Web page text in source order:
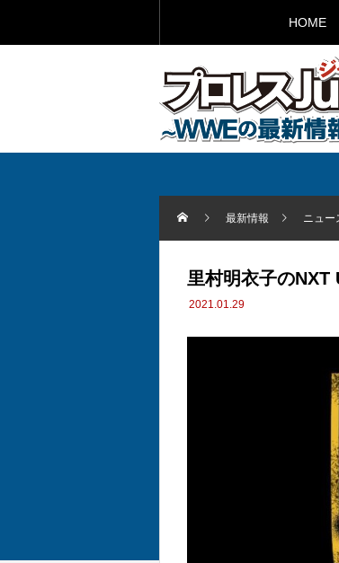
HOME
最新情報 ニュー
里村明衣子のNXT
2021.01.29